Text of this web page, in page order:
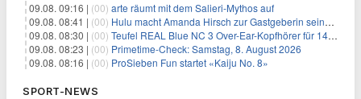
09.08. 09:16 | (00) arte räumt mit dem Salieri-Mythos auf
09.08. 08:41 | (00) Hulu macht Amanda Hirsch zur Gastgeberin seines Reality-Podcasts
09.08. 08:30 | (00) Teufel REAL Blue NC 3 Over-Ear-Kopfhörer für 149,99€
09.08. 08:23 | (00) Primetime-Check: Samstag, 8. August 2026
09.08. 08:16 | (00) ProSieben Fun startet «Kaiju No. 8»
SPORT-NEWS